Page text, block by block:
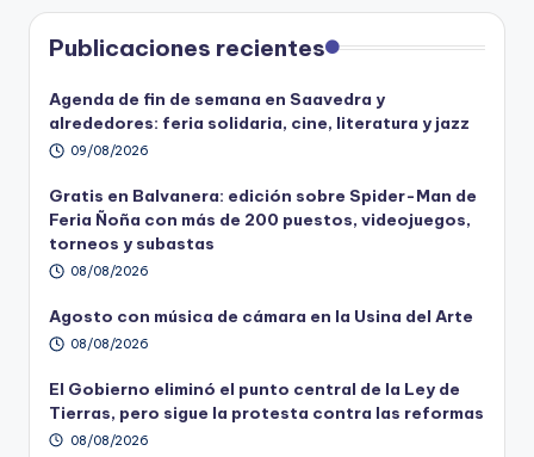
Publicaciones recientes
Agenda de fin de semana en Saavedra y
alrededores: feria solidaria, cine, literatura y jazz
09/08/2026
Gratis en Balvanera: edición sobre Spider-Man de
Feria Ñoña con más de 200 puestos, videojuegos,
torneos y subastas
08/08/2026
Agosto con música de cámara en la Usina del Arte
08/08/2026
El Gobierno eliminó el punto central de la Ley de
Tierras, pero sigue la protesta contra las reformas
08/08/2026